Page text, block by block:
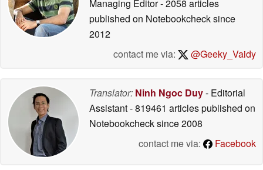
Managing Editor- 2058 articles
published on Notebookchecksince
2012
contact me via:
@Geeky_Vaidy
Translator: Ninh Ngoc Duy- Editorial
Assistant- 819461 articles published on
Notebookchecksince 2008
contact me via:
Facebook